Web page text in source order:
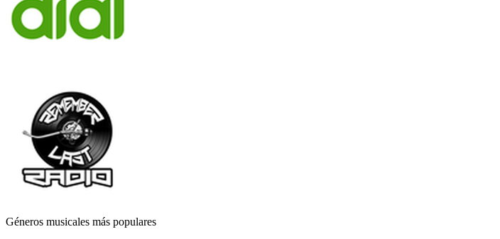
Géneros musicales más populares